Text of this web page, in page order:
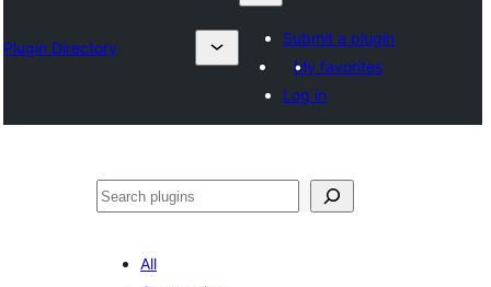
Plugin Directory
Submit a plugin
My favorites
Log in
ရှာ
All